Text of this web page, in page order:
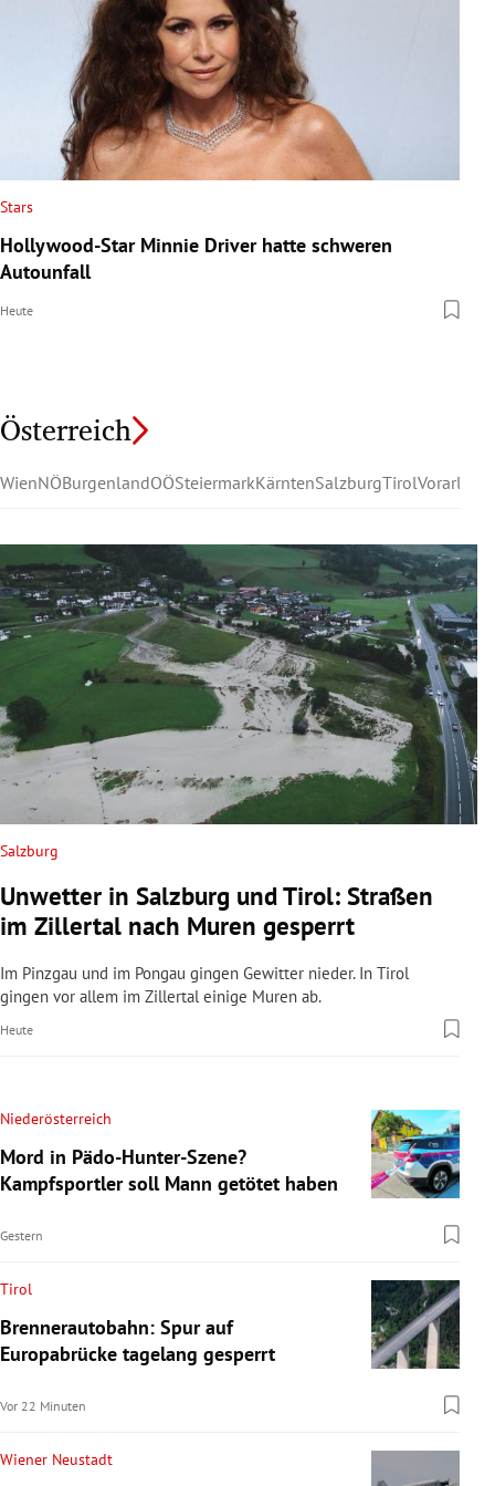
Stars
Hollywood-Star Minnie Driver hatte schweren
Autounfall
Heute
Österreich
WienNÖBurgenlandOÖSteiermarkKärntenSalzburgTirolVorarlberg
Salzburg
Unwetter in Salzburg und Tirol: Straßen
im Zillertal nach Muren gesperrt
Im Pinzgau und im Pongau gingen Gewitter nieder. In Tirol
gingen vor allem im Zillertal einige Muren ab.
Heute
Niederösterreich
Mord in Pädo-Hunter-Szene?
Kampfsportler soll Mann getötet haben
Gestern
Tirol
Brennerautobahn: Spur auf
Europabrücke tagelang gesperrt
Vor 22 Minuten
Wiener Neustadt